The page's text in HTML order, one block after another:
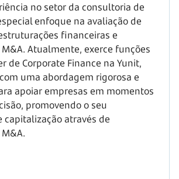
no setor da consultoria de
enfoque na avaliação de
financeiras e
Atualmente, exerce funções
de Corporate Finance na Yunit,
uma abordagem rigorosa e
apoiar empresas em momentos
promovendo o seu
capitalização através de